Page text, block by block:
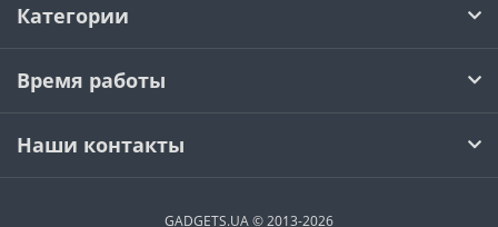
Категории
Время работы
Наши контакты
GADGETS.UA © 2013-2026